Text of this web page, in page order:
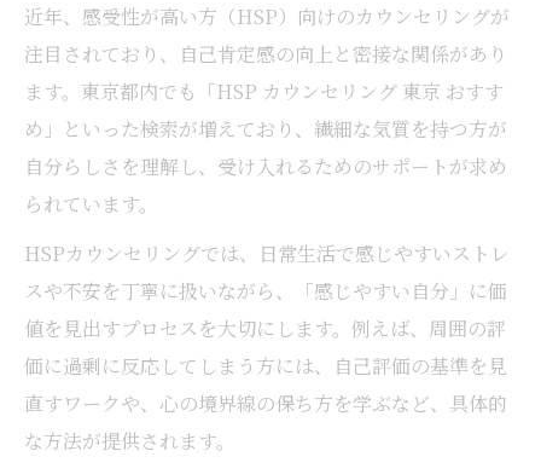
近年、感受性が高い方（HSP）向けのカウンセリングが
注目されており、自己肯定感の向上と密接な関係があり
ます。東京都内でも「HSP カウンセリング 東京 おすす
め」といった検索が増えており、繊細な気質を持つ方が
自分らしさを理解し、受け入れるためのサポートが求め
られています。
HSPカウンセリングでは、日常生活で感じやすいストレ
スや不安を丁寧に扱いながら、「感じやすい自分」に価
値を見出すプロセスを大切にします。例えば、周囲の評
価に過剰に反応してしまう方には、自己評価の基準を見
直すワークや、心の境界線の保ち方を学ぶなど、具体的
な方法が提供されます。